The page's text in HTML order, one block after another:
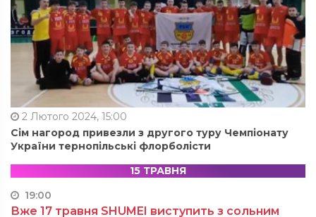
2 Лютого 2024, 15:00
Сім нагород привезли з другого туру Чемпіонату
України тернопільські флорболісти
15 ТРАВНЯ
19:00
Вже 17 травня SHUMEI виступить з сольним